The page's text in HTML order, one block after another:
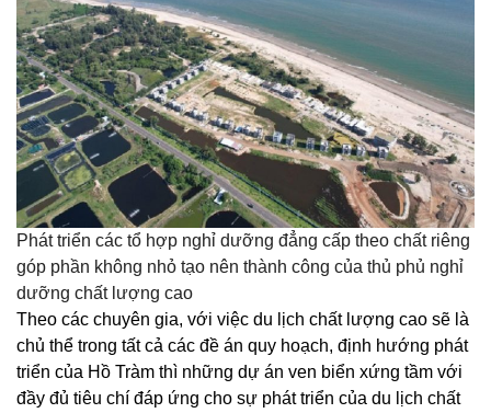
Phát triển các tổ hợp nghỉ dưỡng đẳng cấp theo chất riêng
góp phần không nhỏ tạo nên thành công của thủ phủ nghỉ
dưỡng chất lượng cao
Theo các chuyên gia, với việc du lịch chất lượng cao sẽ là
chủ thể trong tất cả các đề án quy hoạch, định hướng phát
triển của Hồ Tràm thì những dự án ven biển xứng tầm với
đầy đủ tiêu chí đáp ứng cho sự phát triển của du lịch chất